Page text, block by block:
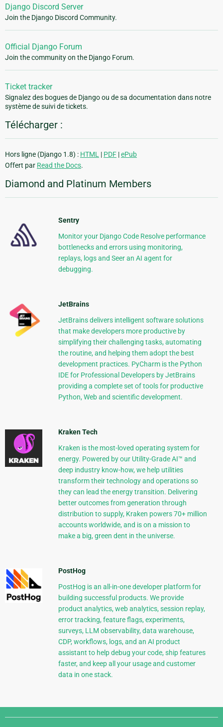
Django Discord Server
Join the Django Discord Community.
Official Django Forum
Join the community on the Django Forum.
Ticket tracker
Signalez des bogues de Django ou de sa documentation dans notre
système de suivi de tickets.
Télécharger :
Hors ligne (Django 1.8) : HTML | PDF |ePub
Offert par Read the Docs.
Diamond and Platinum Members
Sentry
Monitor your Django Code Resolve performance
bottlenecks and errors using monitoring,
replays, logs and Seer an AI agent for
debugging.
JetBrains
JetBrains delivers intelligent software solutions
that make developers more productive by
simplifying their challenging tasks, automating
the routine, and helping them adopt the best
development practices. PyCharm is the Python
IDE for Professional Developers by JetBrains
providing a complete set of tools for productive
Python, Web and scientific development.
Kraken Tech
Kraken is the most-loved operating system for
energy. Powered by our Utility-Grade AI™ and
deep industry know-how, we help utilities
transform their technology and operations so
they can lead the energy transition. Delivering
better outcomes from generation through
distribution to supply, Kraken powers 70+ million
accounts worldwide, and is on a mission to
make a big, green dent in the universe.
PostHog
PostHog is an all-in-one developer platform for
building successful products. We provide
product analytics, web analytics, session replay,
error tracking, feature flags, experiments,
surveys, LLM observability, data warehouse,
CDP, workflows, logs, and an AI product
assistant to help debug your code, ship features
faster, and keep all your usage and customer
data in one stack.
Django